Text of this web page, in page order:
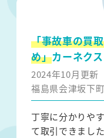
「事故車の買
め」カーネク
2024年10月更新
福島県会津坂下
丁寧に分かりや
て取引できまし